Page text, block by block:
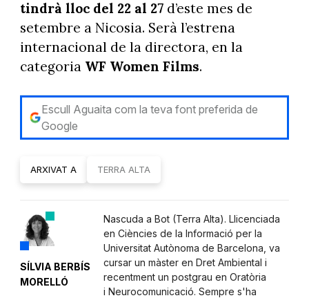
tindrà lloc del 22 al 27d’este mes de
setembre a Nicosia. Serà l’estrena
internacional de la directora, en la
categoria WF Women Films.
Escull Aguaita com la teva font preferida de
Google
ARXIVAT A TERRA ALTA
SÍLVIA BERBÍS
MORELLÓ
Nascuda a Bot (Terra Alta). Llicenciada
en Ciències de la Informació per la
Universitat Autònoma de Barcelona, va
cursar un màster en Dret Ambiental i
recentment un postgrau en Oratòria
i Neurocomunicació. Sempre s'ha